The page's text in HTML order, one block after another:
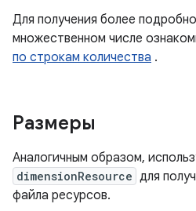
Для получения более
множественном числе
по строкам количества .
Размеры
Аналогичным образом,
dimensionResource для
файла ресурсов.